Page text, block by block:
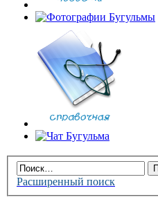
Расширенный поиск